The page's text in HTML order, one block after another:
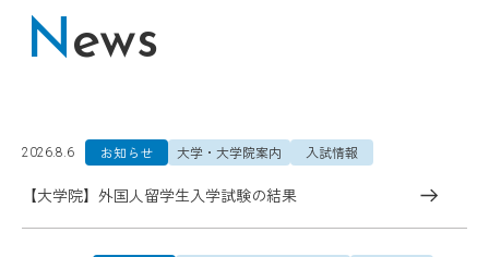
News
2026.8.6 お知らせ 大学・大学院案内 入試情報
【大学院】外国人留学生入学試験の結果